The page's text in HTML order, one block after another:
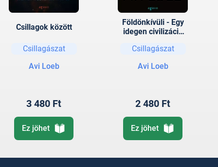
Csillagok ​között
Csillagászat
Avi Loeb
3 480 Ft
Ez jöhet
Földönkívüli - Egy
idegen civilizáció
Csillagászat
Avi Loeb
2 480 Ft
Ez jöhet